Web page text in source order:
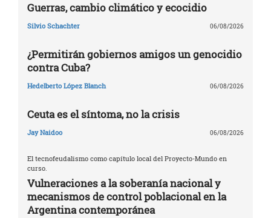
Guerras, cambio climático y ecocidio
Silvio Schachter 06/08/2026
¿Permitirán gobiernos amigos un genocidio
contra Cuba?
Hedelberto López Blanch 06/08/2026
Ceuta es el síntoma, no la crisis
Jay Naidoo 06/08/2026
El tecnofeudalismo como capítulo local del Proyecto-Mundo en
curso.
Vulneraciones a la soberanía nacional y
mecanismos de control poblacional en la
Argentina contemporánea